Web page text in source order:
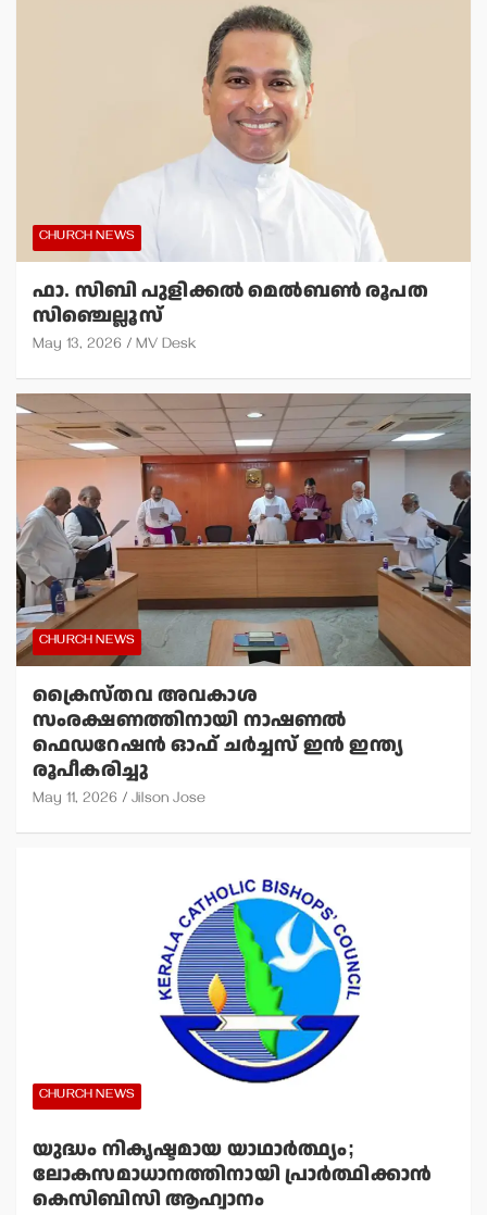
CHURCH NEWS
ഫാ. സിബി പുളിക്കല്‍ മെല്‍ബണ്‍ രൂപത
സിഞ്ചെല്ലൂസ്
May 13, 2026 MV Desk
CHURCH NEWS
ക്രൈസ്തവ അവകാശ
സംരക്ഷണത്തിനായി നാഷണല്‍
ഫെഡറേഷന്‍ ഓഫ് ചര്‍ച്ചസ് ഇന്‍ ഇന്ത്യ
രൂപീകരിച്ചു
May 11, 2026 Jilson Jose
CHURCH NEWS
യുദ്ധം നികൃഷ്ടമായ യാഥാര്‍ത്ഥ്യം;
ലോകസമാധാനത്തിനായി പ്രാര്‍ത്ഥിക്കാന്‍
കെസിബിസി ആഹ്വാനം